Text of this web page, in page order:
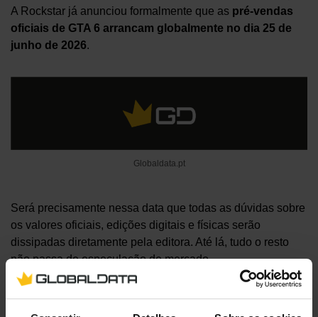
A Rockstar já anunciou formalmente que as pré-vendas
oficiais de GTA 6 arrancam globalmente no dia 25 de
junho de 2026.
Globaldata.pt
Será precisamente nessa data que todas as dúvidas sobre
os valores oficiais, edições digitais e físicas serão
dissipadas diretamente pela editora. Até lá, tudo o resto
não passa de especulação de mercado.
Visita-nos